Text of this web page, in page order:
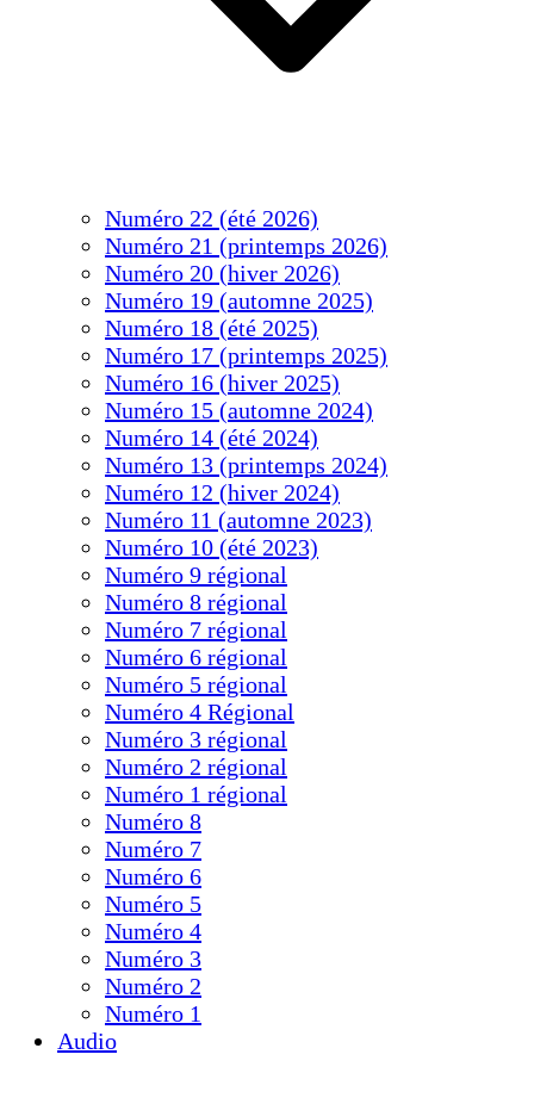
Numéro 22 (été 2026)
Numéro 21 (printemps 2026)
Numéro 20 (hiver 2026)
Numéro 19 (automne 2025)
Numéro 18 (été 2025)
Numéro 17 (printemps 2025)
Numéro 16 (hiver 2025)
Numéro 15 (automne 2024)
Numéro 14 (été 2024)
Numéro 13 (printemps 2024)
Numéro 12 (hiver 2024)
Numéro 11 (automne 2023)
Numéro 10 (été 2023)
Numéro 9 régional
Numéro 8 régional
Numéro 7 régional
Numéro 6 régional
Numéro 5 régional
Numéro 4 Régional
Numéro 3 régional
Numéro 2 régional
Numéro 1 régional
Numéro 8
Numéro 7
Numéro 6
Numéro 5
Numéro 4
Numéro 3
Numéro 2
Numéro 1
Audio